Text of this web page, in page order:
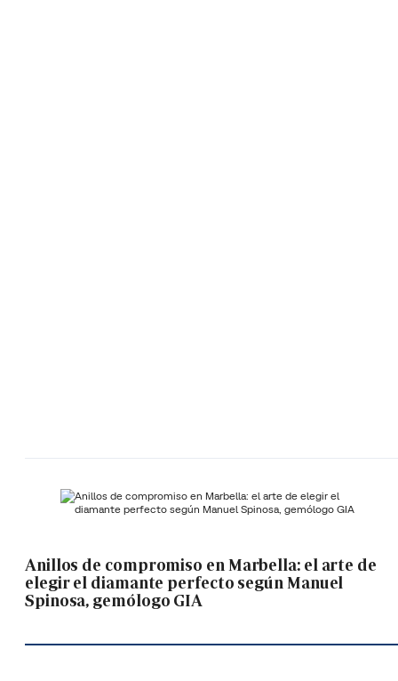
Anillos de compromiso en Marbella: el arte de
elegir el diamante perfecto según Manuel
Spinosa, gemólogo GIA